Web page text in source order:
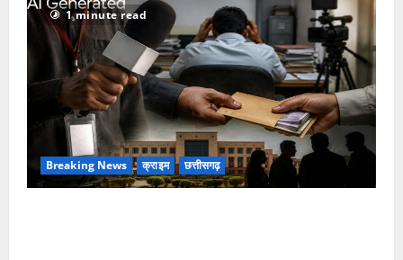
1 minute read
Breaking News क्राइम छत्तीसगढ़